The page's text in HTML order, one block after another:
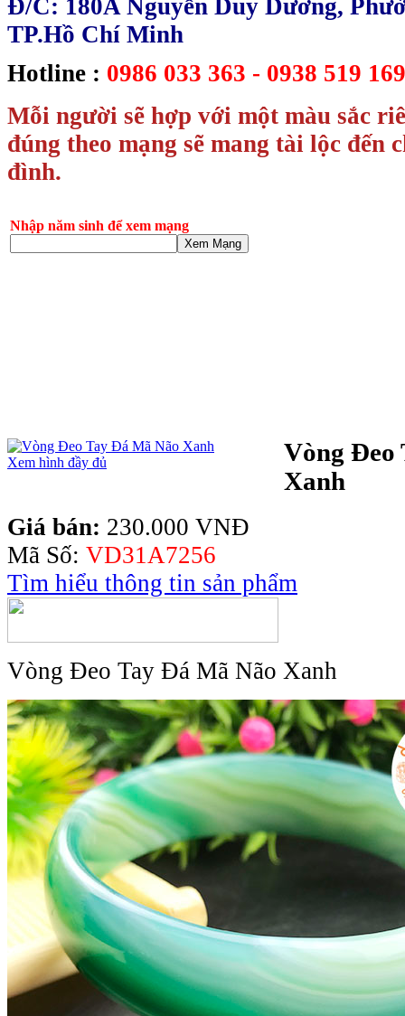
Đ/C: 180A Nguyễn Duy Dương,
TP.Hồ Chí Minh
Hotline : 0986 033 363 - 0938 519
Mỗi người sẽ hợp với một màu sắc
đúng theo mạng sẽ mang tài lộc đến
đình.
Nhập năm sinh để xem mạng
Xem Mạng
Xem hình đầy đủ
Vòng Đeo
Xanh
Giá bán: 230.000 VNĐ
Mã Số: VD31A7256
Tìm hiểu thông tin sản phẩm
Vòng Đeo Tay Đá Mã Não Xanh